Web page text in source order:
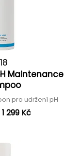
Maintenance
pro udržení pH
1 299 Kč